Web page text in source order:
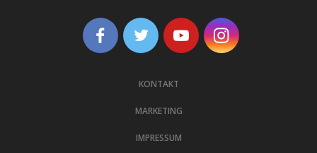
KONTAKT
MARKETING
IMPRESSUM